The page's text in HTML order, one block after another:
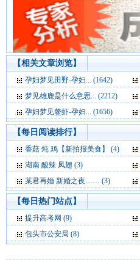
【相关文章浏览】
孕妇梦见田野-孕妇... (1642)
梦见雄鹿是什么意思... (2212)
孕妇梦见鳌虾-孕妇... (1656)
【每日阅读排行】
香菇 炖 鸡【新拍报美食】 (4)
湖南 酸辣 凤翅 (3)
某君再婚 新婚之夜…… (3)
【每日热门站点】
提升高考网 (9)
包头市公安局 (8)